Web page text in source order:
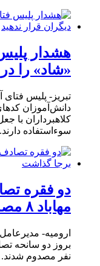
هشدار
«شاد» را در
تبریز- پلیس فتای
دانش‌آموزان
کلاهبرداران با
سوءاستفاده دارند.
دو فقره
مهاباد ۸ مصدوم برجا گذاشت
ارومیه-
نفر مصدوم شدند.